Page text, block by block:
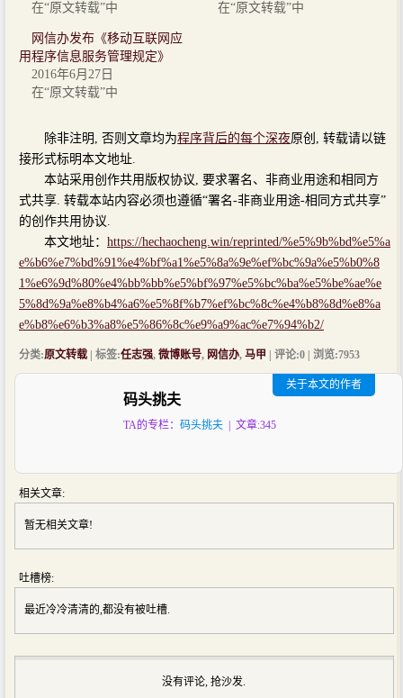
在“原文转载”中
在“原文转载”中
网信办发布《移动互联网应
用程序信息服务管理规定》
2016年6月27日
在“原文转载”中
除非注明, 否则文章均为程序背后的每个深夜原创, 转载请以链
接形式标明本文地址.
本站采用创作共用版权协议, 要求署名、非商业用途和相同方
式共享. 转载本站内容必须也遵循“署名-非商业用途-相同方式共享”
的创作共用协议.
本文地址： https://hechaocheng.win/reprinted/%e5%9b%bd%e5%a
e%b6%e7%bd%91%e4%bf%a1%e5%8a%9e%ef%bc%9a%e5%b0%8
1%e6%9d%80%e4%bb%bb%e5%bf%97%e5%bc%ba%e5%be%ae%e
5%8d%9a%e8%b4%a6%e5%8f%b7%ef%bc%8c%e4%b8%8d%e8%a
e%b8%e6%b3%a8%e5%86%8c%e9%a9%ac%e7%94%b2/
分类:原文转载 | 标签:任志强, 微博账号, 网信办, 马甲 | 评论:0 | 浏览:7953
码头挑夫
TA的专栏： 码头挑夫 | 文章:345
关于本文的作者
相关文章:
暂无相关文章!
吐槽榜:
最近冷冷清清的,都没有被吐槽.
没有评论, 抢沙发.